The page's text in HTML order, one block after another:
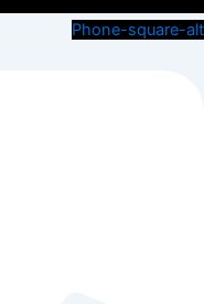
Phone-square-alt